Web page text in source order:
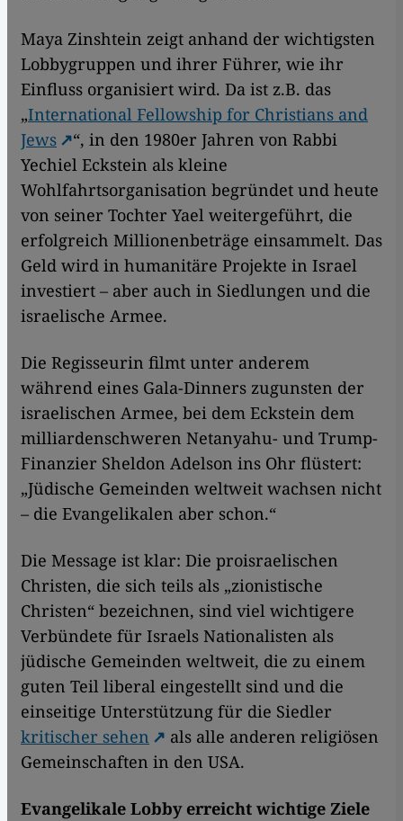
Maya Zinshtein zeigt anhand der wichtigsten
Lobbygruppen und ihrer Führer, wie ihr
Einfluss organisiert wird. Da ist z.B. das
„International Fellowship for Christians and
Jews
“, in den 1980er Jahren von Rabbi
Yechiel Eckstein als kleine
Wohlfahrtsorganisation begründet und heute
von seiner Tochter Yael weitergeführt, die
erfolgreich Millionenbeträge einsammelt. Das
Geld wird in humanitäre Projekte in Israel
investiert – aber auch in Siedlungen und die
israelische Armee.
Die Regisseurin filmt unter anderem
während eines Gala-Dinners zugunsten der
israelischen Armee, bei dem Eckstein dem
milliardenschweren Netanyahu- und Trump-
Finanzier Sheldon Adelson ins Ohr flüstert:
„Jüdische Gemeinden weltweit wachsen nicht
– die Evangelikalen aber schon.“
Die Message ist klar: Die proisraelischen
Christen, die sich teils als „zionistische
Christen“ bezeichnen, sind viel wichtigere
Verbündete für Israels Nationalisten als
jüdische Gemeinden weltweit, die zu einem
guten Teil liberal eingestellt sind und die
einseitige Unterstützung für die Siedler
kritischer sehen
als alle anderen religiösen
Gemeinschaften in den USA.
Evangelikale Lobby erreicht wichtige Ziele